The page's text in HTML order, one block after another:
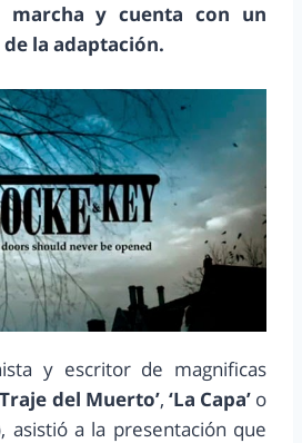
marcha y cuenta con un
la adaptación.
y escritor de magnificas
Traje del Muerto’, ‘La Capa’o
asistió a la presentación que